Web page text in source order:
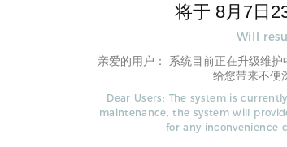
将于 8月 7日
Will
亲爱的用户： 系统目前正在升级维护
给您带来不便
Dear Users: The system is
maintenance, the system will
for any inconvenience